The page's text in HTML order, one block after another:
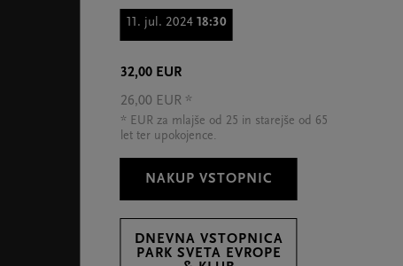
11. jul. 2024 18:30
32,00 EUR
26,00 EUR *
* EUR za mlajše od 25 in starejše od 65
let ter upokojence.
NAKUP VSTOPNIC
DNEVNA VSTOPNICA
PARK SVETA EVROPE